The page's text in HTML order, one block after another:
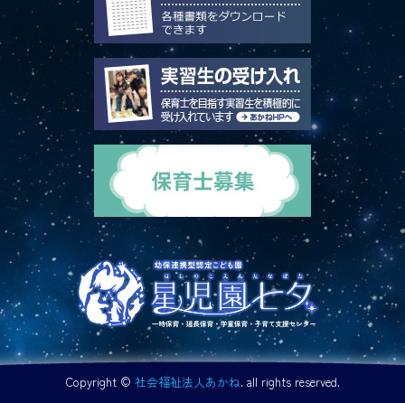
Copyright © 社会福祉法人あかね. all rights reserved.